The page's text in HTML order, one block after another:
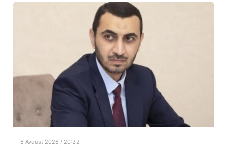
6 Avqust 2026 / 20:32